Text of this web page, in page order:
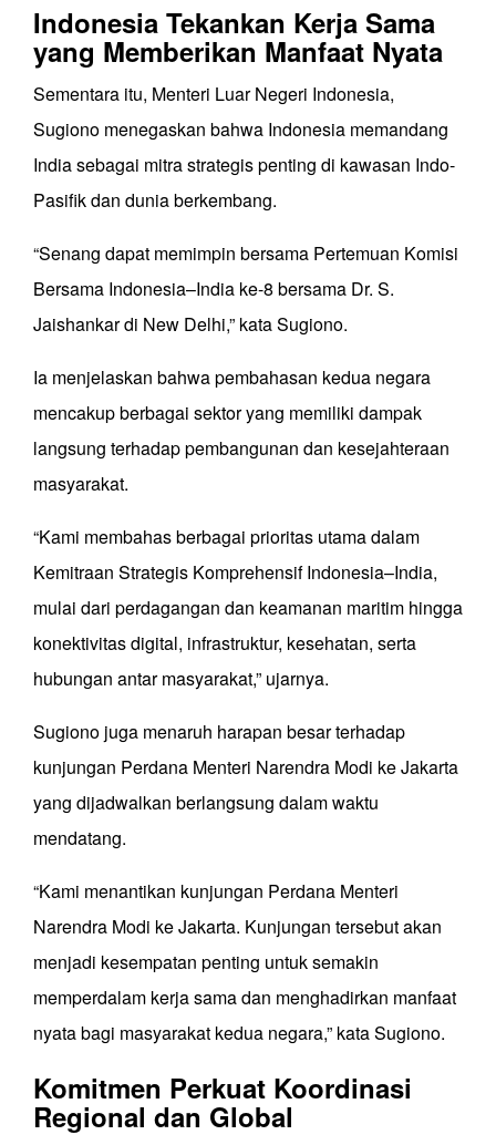
Indonesia Tekankan Kerja Sama
yang Memberikan Manfaat Nyata
Sementara itu, Menteri Luar Negeri Indonesia,
Sugiono menegaskan bahwa Indonesia memandang
India sebagai mitra strategis penting di kawasan Indo-
Pasifik dan dunia berkembang.
“Senang dapat memimpin bersama Pertemuan Komisi
Bersama Indonesia–India ke-8 bersama Dr. S.
Jaishankar di New Delhi,” kata Sugiono.
Ia menjelaskan bahwa pembahasan kedua negara
mencakup berbagai sektor yang memiliki dampak
langsung terhadap pembangunan dan kesejahteraan
masyarakat.
“Kami membahas berbagai prioritas utama dalam
Kemitraan Strategis Komprehensif Indonesia–India,
mulai dari perdagangan dan keamanan maritim hingga
konektivitas digital, infrastruktur, kesehatan, serta
hubungan antar masyarakat,” ujarnya.
Sugiono juga menaruh harapan besar terhadap
kunjungan Perdana Menteri Narendra Modi ke Jakarta
yang dijadwalkan berlangsung dalam waktu
mendatang.
“Kami menantikan kunjungan Perdana Menteri
Narendra Modi ke Jakarta. Kunjungan tersebut akan
menjadi kesempatan penting untuk semakin
memperdalam kerja sama dan menghadirkan manfaat
nyata bagi masyarakat kedua negara,” kata Sugiono.
Komitmen Perkuat Koordinasi
Regional dan Global